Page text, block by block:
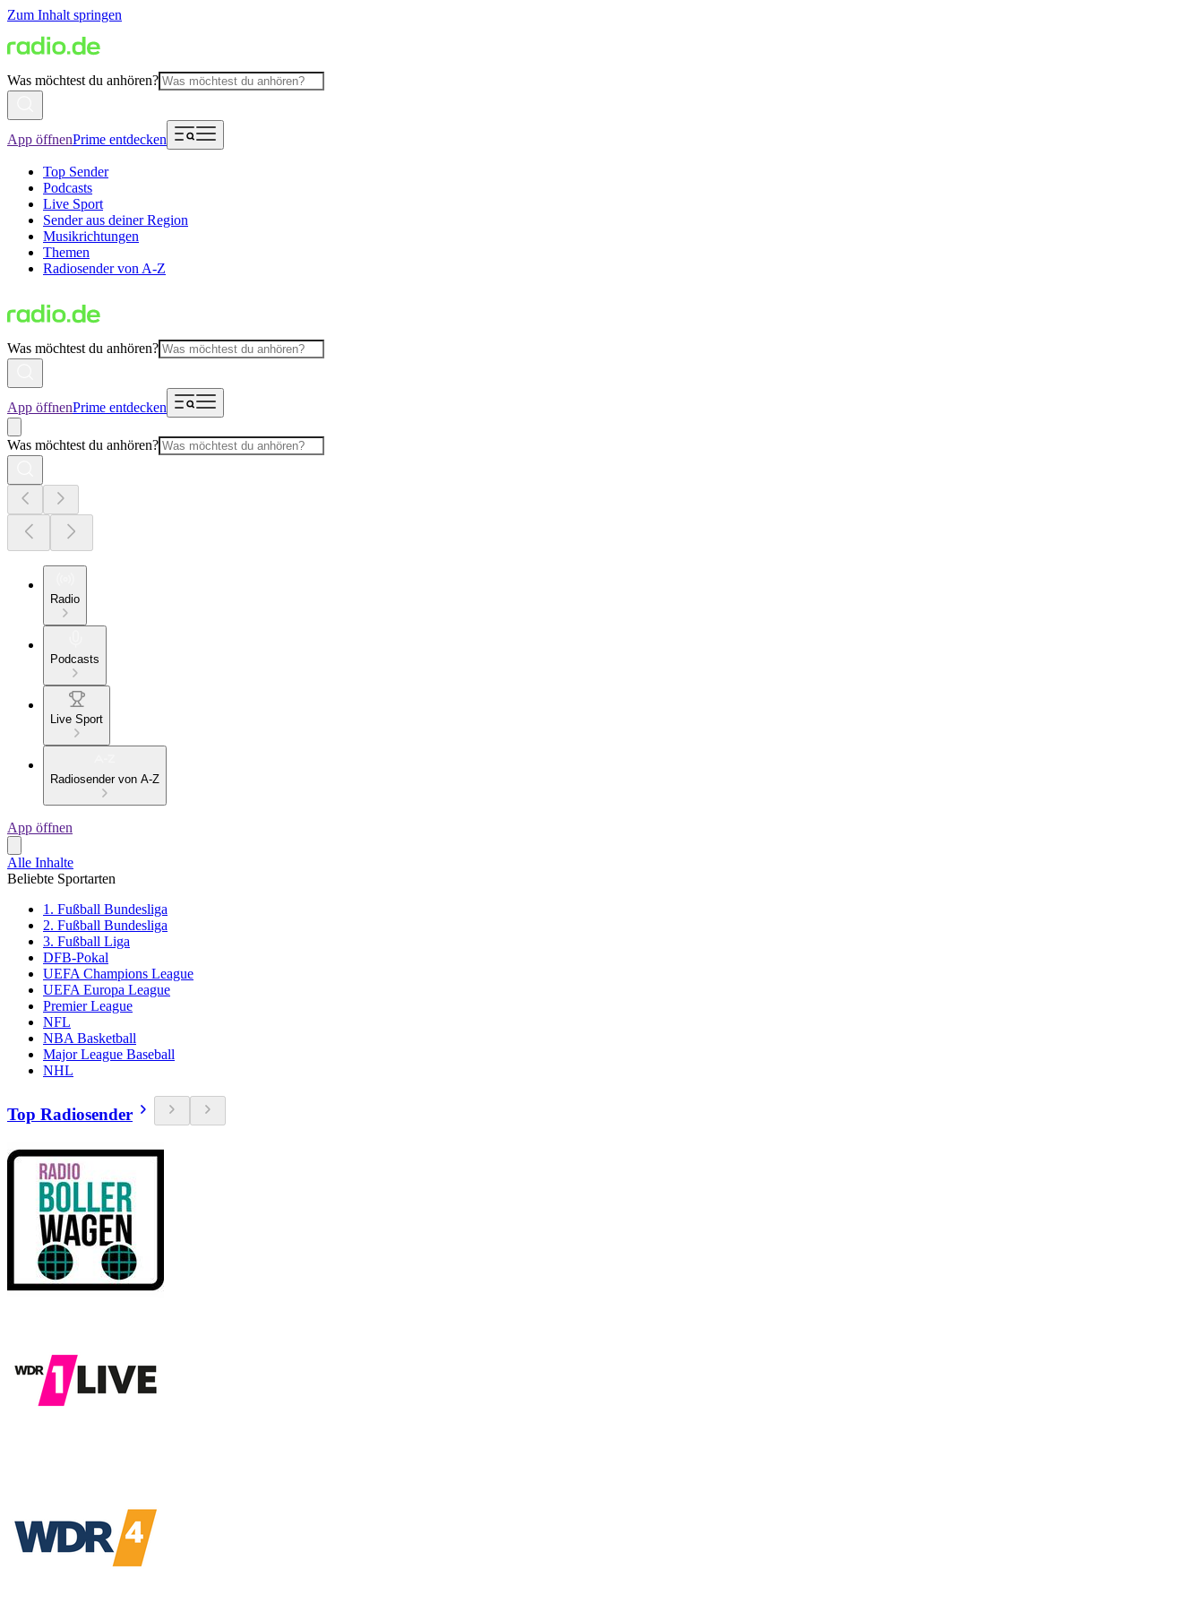
Zum Inhalt springen
Was möchtest du anhören?
App öffnenPrime entdecken
Top Sender
Podcasts
Live Sport
Sender aus deiner Region
Musikrichtungen
Themen
Radiosender von A-Z
Was möchtest du anhören?
App öffnenPrime entdecken
Was möchtest du anhören?
Radio
Podcasts
Live Sport
Radiosender von A-Z
App öffnen
Alle Inhalte
Beliebte Sportarten
1. Fußball Bundesliga
2. Fußball Bundesliga
3. Fußball Liga
DFB-Pokal
UEFA Champions League
UEFA Europa League
Premier League
NFL
NBA Basketball
Major League Baseball
NHL
Top Radiosender